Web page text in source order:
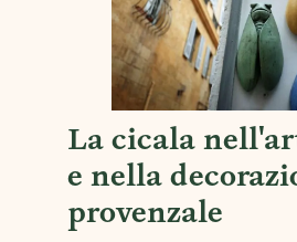
La cicala
e nella
provenzale